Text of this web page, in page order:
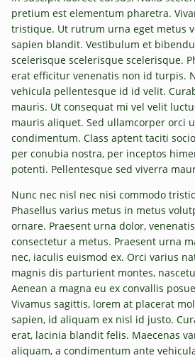
pretium est elementum pharetra.
tristique. Ut rutrum urna eget metus
sapien blandit. Vestibulum et
scelerisque scelerisque scelerisque.
erat efficitur venenatis non id turpis.
vehicula pellentesque id id velit.
mauris. Ut consequat mi vel velit
mauris aliquet. Sed ullamcorper orci
condimentum. Class aptent taciti
per conubia nostra, per inceptos
potenti. Pellentesque sed viverra
Nunc nec nisl nec nisi commodo
Phasellus varius metus in metus
ornare. Praesent urna dolor,
consectetur a metus. Praesent urna
nec, iaculis euismod ex. Orci varius
magnis dis parturient montes,
Aenean a magna eu ex convallis
Vivamus sagittis, lorem at placerat
sapien, id aliquam ex nisl id justo.
erat, lacinia blandit felis. Maecenas
aliquam, a condimentum ante